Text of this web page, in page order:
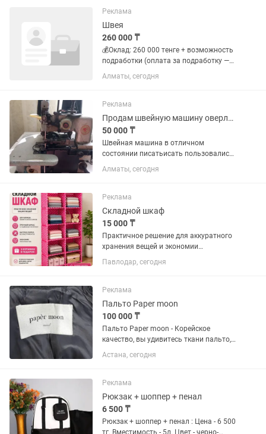
Реклама
Швея
260 000 ₸
💰Оклад: 260 000 тенге + возможность
подработки (оплата за подработку —
день в день) Требования: ✔️ Опыт
работы швеей обязателен (более 3-6
✔️ Умение работать с...
Алматы, сегодня
Реклама
Продам швейную машину оверлок 51 класс
50 000 ₸
Швейная машина в отличном
состоянии писатьисать пользовались
в быту. Бытовой электропривод с
педалью. Обметывает все виды ткани с
тумба под эту машину. Тумба на...
Алматы, сегодня
Реклама
Складной шкаф
15 000 ₸
Практичное решение для аккуратного
хранения вещей и экономии
пространства. ✓ Вместительные полки
— удобно хранить одежду, обувь и
ткань из экологичных материалов ✓...
Павлодар, сегодня
Реклама
Пальто Paper moon
100 000 ₸
Пальто Paper moon - Корейское
качество, вы удивитесь ткани пальто,
сейчас такое не найти, оверсайз от 44
до 54 размера оверсайз, теплое,
скатывается и не мнется,...
Астана, сегодня
Реклама
Рюкзак + шоппер + пенал
6 500 ₸
Рюкзак + шоппер + пенал : Цена - 6 500
тг. Вместимость - 5л. Цвет - черно-